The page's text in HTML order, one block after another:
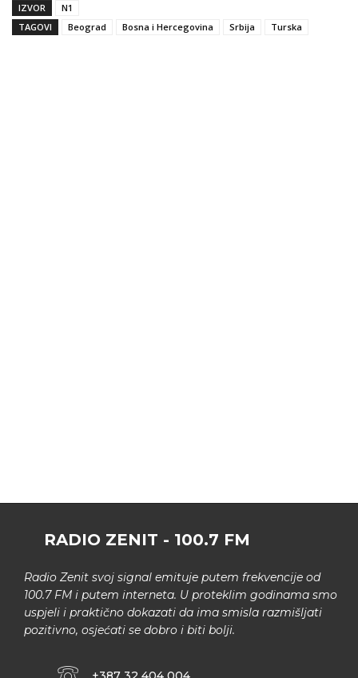
IZVOR
N1
TAGOVI
Beograd Bosna i Hercegovina Srbija Turska
RADIO ZENIT - 100.7 FM
Radio Zenit svoj signal emituje putem frekvencije od
100.7 FM i putem interneta. U proteklim godinama smo
uspjeli i praktično dokazati da ima smisla razmišljati
pozitivno, osjećati se dobro i biti bolji.